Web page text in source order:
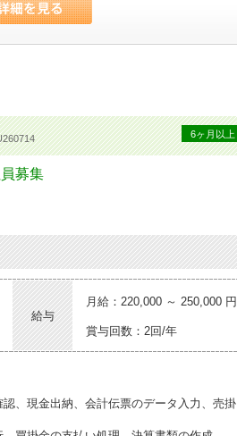
6ヶ月以上
募集
給与
月給：220,000 ～ 250,000 円
賞与回数：2回/年
、現金出納、会計伝票のデータ入力、売掛
買掛金の支払い処理、決算書類の作成。